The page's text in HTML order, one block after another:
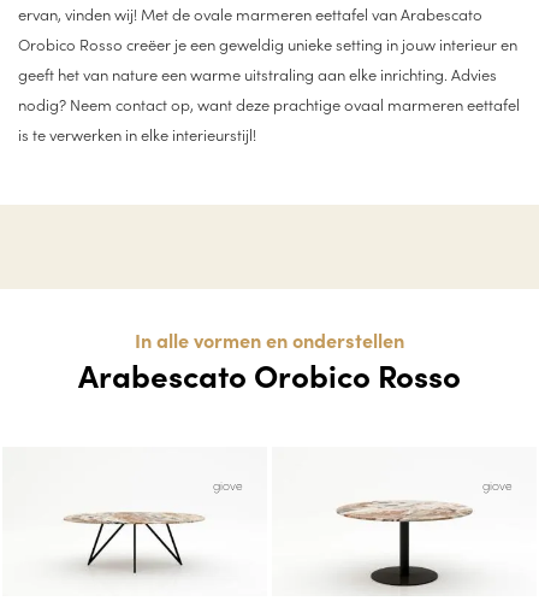
ervan, vinden wij! Met de ovale marmeren eettafel van Arabescato
Orobico Rosso creëer je een geweldig unieke setting in jouw interieur en
geeft het van nature een warme uitstraling aan elke inrichting. Advies
nodig? Neem contact op, want deze prachtige ovaal marmeren eettafel
is te verwerken in elke interieurstijl!
In alle vormen en onderstellen
Arabescato Orobico Rosso
giove giove